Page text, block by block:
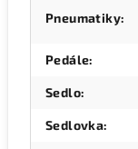
Pneumatiky:
Pedále:
Sedlo:
Sedlovka: